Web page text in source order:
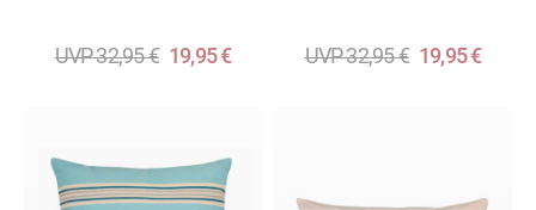
UVP 32,95 € 19,95 € UVP 32,95 € 19,95 €